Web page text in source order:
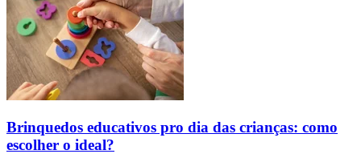
Brinquedos educativos pro dia das crianças: como
escolher o ideal?